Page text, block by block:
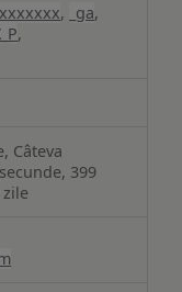
, _ga,
,
Câteva
399
zile